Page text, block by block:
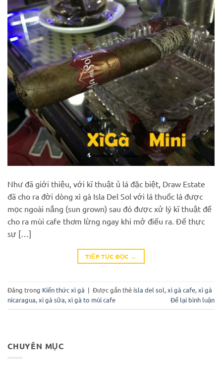
Như đã giới thiệu, với kĩ thuật ủ lá đặc biệt, Draw Estate
đã cho ra đời dòng xì gà Isla Del Sol với lá thuốc lá được
mọc ngoài nắng (sun grown) sau đó được xử lý kĩ thuật để
cho ra mùi cafe thơm lừng ngay khi mở điếu ra. Để thực
sự […]
TIẾP TỤC ĐỌC →
Đăng trong Kiến thức xì gà | Được gắn thẻ isla del sol,xì gà cafe,xì gà
nicaragua,xì gà sữa,xì gà to mùi cafe Để lại bình luận
CHUYÊN MỤC